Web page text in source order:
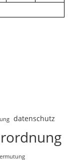
datenschutz